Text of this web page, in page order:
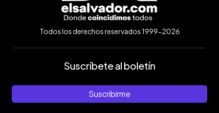
Todos los derechos reservados 1999-2026
Suscríbete al boletín
Suscribirme